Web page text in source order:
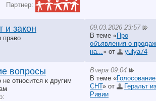
Партнер:
и закон
право
09.03.2026 23:57
В теме «Про
объявления о
на... » от yulya74
вопросы
не относится к другим
Вчера 09:04
В теме «
СНТ» от
Геральт из
Ривии